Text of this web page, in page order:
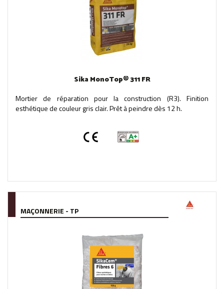
Sika MonoTop® 311 FR
Mortier de réparation pour la construction (R3). Finition
esthétique de couleur gris clair. Prêt à peindre dès 12 h.
MAÇONNERIE - TP